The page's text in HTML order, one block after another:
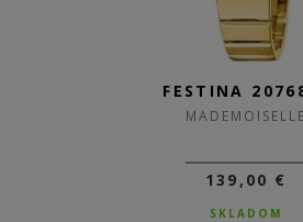
FESTINA
MADEMOISELLE
139,00 €
SKLADOM